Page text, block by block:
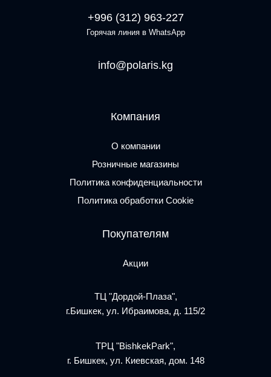
+996 (312) 963-227
Горячая линия в WhatsApp
info@polaris.kg
Компания
О компании
Розничные магазины
Политика конфиденциальности
Политика обработки Cookie
Покупателям
Акции
ТЦ "Дордой-Плаза",
г.Бишкек, ул. Ибраимова, д. 115/2
ТРЦ "BishkekPark",
г. Бишкек, ул. Киевская, дом. 148